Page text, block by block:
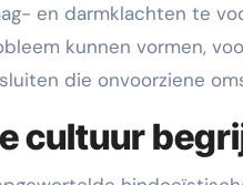
en darmklachten te
kunnen vormen,
die onvoorziene
cultuur